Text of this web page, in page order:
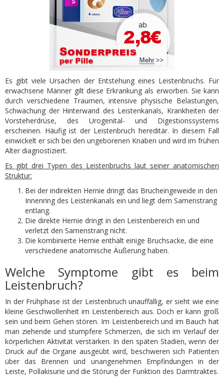
Es gibt viele Ursachen der Entstehung eines Leistenbruchs. Für
erwachsene Männer gilt diese Erkrankung als erworben. Sie kann
durch verschiedene Traumen, intensive physische Belastungen,
Schwächung der Hinterwand des Leistenkanals, Krankheiten der
Vorsteherdrüse, des Urogenital- und Digestionssystems
erscheinen. Häufig ist der Leistenbruch hereditär. In diesem Fall
einwickelt er sich bei den ungeborenen Knaben und wird im frühen
Alter diagnostiziert.
Es gibt drei Typen des Leistenbruchs laut seiner anatomischen
Struktur:
Bei der indirekten Hernie dringt das Brucheingeweide in den
Innenring des Leistenkanals ein und liegt dem Samenstrang
entlang.
Die direkte Hernie dringt in den Leistenbereich ein und
verletzt den Samenstrang nicht.
Die kombinierte Hernie enthält einige Bruchsacke, die eine
verschiedene anatomische Äußerung haben.
Welche Symptome gibt es beim
Leistenbruch?
In der Frühphase ist der Leistenbruch unauffällig, er sieht wie eine
kleine Geschwollenheit im Leistenbereich aus. Doch er kann groß
sein und beim Gehen stören. Im Leistenbereich und im Bauch hat
man ziehende und stumpfere Schmerzen, die sich im Verlauf der
körperlichen Aktivität verstärken. In den späten Stadien, wenn der
Druck auf die Organe ausgeübt wird, beschweren sich Patienten
über das Brennen und unangenehmen Empfindungen in der
Leiste, Pollakisurie und die Störung der Funktion des Darmtraktes.